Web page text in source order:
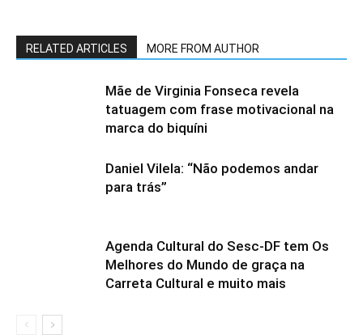
RELATED ARTICLES MORE FROM AUTHOR
Mãe de Virginia Fonseca revela
tatuagem com frase motivacional na
marca do biquíni
Daniel Vilela: “Não podemos andar
para trás”
Agenda Cultural do Sesc-DF tem Os
Melhores do Mundo de graça na
Carreta Cultural e muito mais